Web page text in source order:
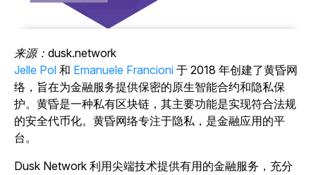
来源：dusk.network
Jelle Pol 和 Emanuele Francioni 于 2018 年创建了黄昏网
络，旨在为金融服务提供保密的原生智能合约和隐私保
护。黄昏是一种私有区块链，其主要功能是实现符合法规
的安全代币化。黄昏网络专注于隐私，是金融应用的平
台。
Dusk Network 利用尖端技术提供有用的金融服务，充分